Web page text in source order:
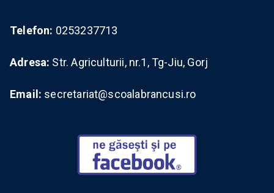
Telefon: 0253237713
Adresa: Str. Agriculturii, nr.1, Tg-Jiu, Gorj
Email: secretariat@scoalabrancusi.ro